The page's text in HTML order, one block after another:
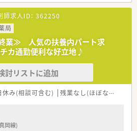
師求人ID： 362250
局
終業≫ 人気の扶養内パート求
カ通勤便利な好立地♪
討リストに追加
休み(相談可含む) 残業なし(ほぼなし含む)
岡線)